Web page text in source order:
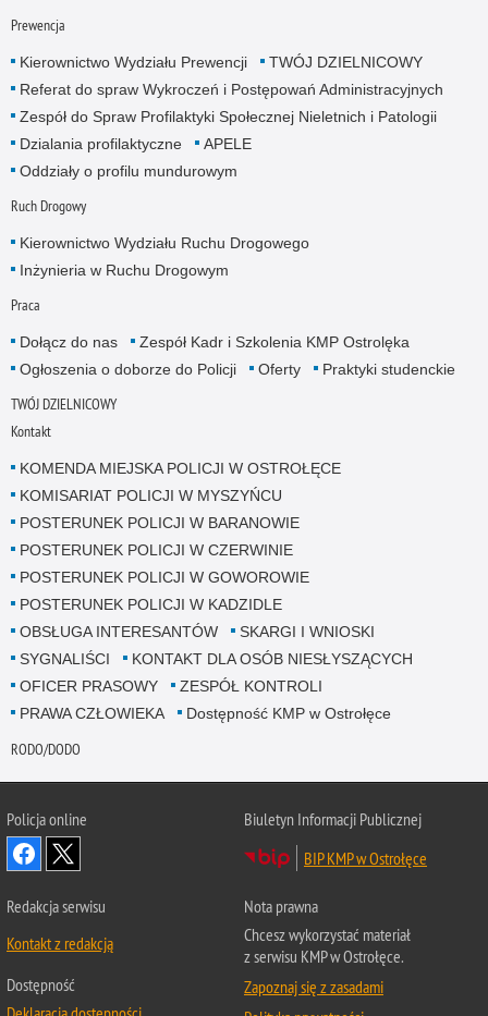
Prewencja
Kierownictwo Wydziału Prewencji
TWÓJ DZIELNICOWY
Referat do spraw Wykroczeń i Postępowań Administracyjnych
Zespół do Spraw Profilaktyki Społecznej Nieletnich i Patologii
Dzialania profilaktyczne
APELE
Oddziały o profilu mundurowym
Ruch Drogowy
Kierownictwo Wydziału Ruchu Drogowego
Inżynieria w Ruchu Drogowym
Praca
Dołącz do nas
Zespół Kadr i Szkolenia KMP Ostrolęka
Ogłoszenia o doborze do Policji
Oferty Praktyki studenckie
TWÓJ DZIELNICOWY
Kontakt
KOMENDA MIEJSKA POLICJI W OSTROŁĘCE
KOMISARIAT POLICJI W MYSZYŃCU
POSTERUNEK POLICJI W BARANOWIE
POSTERUNEK POLICJI W CZERWINIE
POSTERUNEK POLICJI W GOWOROWIE
POSTERUNEK POLICJI W KADZIDLE
OBSŁUGA INTERESANTÓW
SKARGI I WNIOSKI
SYGNALIŚCI
KONTAKT DLA OSÓB NIESŁYSZĄCYCH
OFICER PRASOWY
ZESPÓŁ KONTROLI
PRAWA CZŁOWIEKA
Dostępność KMP w Ostrołęce
RODO/DODO
Policja online
Biuletyn Informacji Publicznej
BIP KMP w Ostrołęce
Redakcja serwisu
Kontakt z redakcją
Dostępność
Nota prawna
Chcesz wykorzystać materiał
z serwisu KMP w Ostrołęce.
Zapoznaj się z zasadami